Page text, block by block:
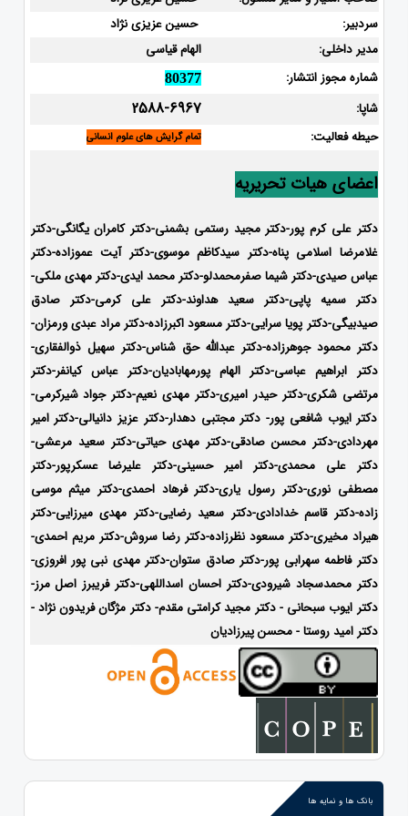
سردبیر:
حسین عزیزی نژاد
مدیر داخلی:
الهام قیاسی
شماره مجوز انتشار:
80377
شاپا: 2588-6967
حیطه فعالیت: تمام گرایش های علوم انسانی
اعضای هیات تحریریه
دکتر علی کرم پور-دکتر مجید رستمی بشمنی-دکتر کامران یگانگی-دکتر
غلامرضا اسلامی پناه-دکتر سیدکاظم موسوی-دکتر آیت عموزاده-دکتر
عباس صیدی-دکتر شیما صفرمحمدلو-دکتر محمد ایدی-دکتر مهدی ملکی-
دکتر سمیه پاپی-دکتر سعید هداوند-دکتر علی کرمی-دکتر صادق
صیدبیگی-دکتر پویا سرایی-دکتر مسعود اکبرزاده-دکتر مراد عبدی ورمزان-
دکتر محمود جوهرزاده-دکتر عبدالله حق شناس-دکتر سهیل ذوالفقاری-
دکتر ابراهیم عباسی-دکتر الهام پورمهابادیان-دکتر عباس کیانفر-دکتر
مرتضی شکری-دکتر حیدر امیری-دکتر مهدی نعیم-دکتر جواد شیرکرمی-
دکتر ایوب شافعی پور- دکتر مجتبی دهدار-دکتر عزیز دانیالی-دکتر امیر
مهردادی-دکتر محسن صادقی-دکتر مهدی حیاتی-دکتر سعید مرعشی-
دکتر علی محمدی-دکتر امیر حسینی-دکتر علیرضا عسکرپور-دکتر
مصطفی نوری-دکتر رسول یاری-دکتر فرهاد احمدی-دکتر میثم موسی
زاده-دکتر قاسم خدادادی-دکتر سعید رضایی-دکتر مهدی میرزایی-دکتر
هیراد مخیری-دکتر مسعود نظرزاده-دکتر رضا سروش-دکتر مریم احمدی-
دکتر فاطمه سهرابی پور-دکتر صادق ستوان-دکتر مهدی نبی پور افروزی-
دکتر محمدسجاد شیرودی-دکتر احسان اسداللهی-دکتر فریبرز اصل مرز-
دکتر ایوب سبحانی - دکتر مجید کرامتی مقدم- دکتر مژگان فریدون نژاد -
دکتر امید روستا - محسن پیرزادیان
بانک ها و نمایه ها